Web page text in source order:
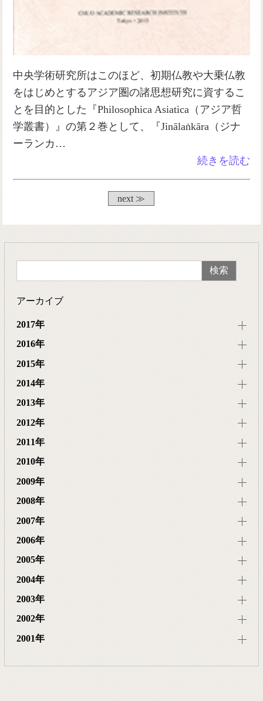
中央学術研究所はこのほど、初期仏教や大乗仏教
をはじめとするアジア圏の諸思想研究に資するこ
とを目的とした『Philosophica Asiatica（アジア哲
学叢書）』の第２巻として、『Jinālaṅkāra（ジナ
ーランカ…
続きを読む
next ≫
アーカイブ
2017年
2016年
2015年
2014年
2013年
2012年
2011年
2010年
2009年
2008年
2007年
2006年
2005年
2004年
2003年
2002年
2001年